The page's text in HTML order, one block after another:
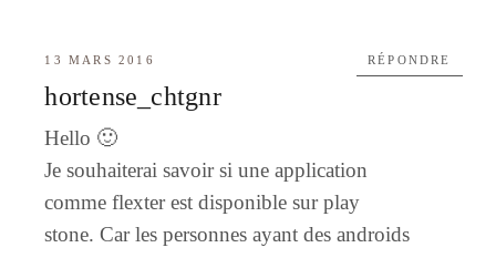
13 MARS 2016
hortense_chtgnr
Hello 🙂
Je souhaiterai savoir si une application
comme flexter est disponible sur play
stone. Car les personnes ayant des androids
RÉPONDRE